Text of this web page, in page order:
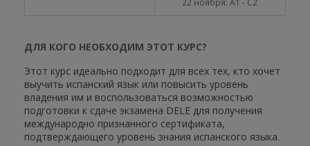
ДЛЯ КОГО НЕОБХОДИМ ЭТОТ КУРС?
Этот курс идеально подходит для всех тех, кто хочет
выучить испанский язык или повысить уровень
владения им и воспользоваться возможностью
подготовки к сдаче экзамена DELE для получения
международно признанного сертификата,
подтверждающего уровень знания испанского языка.